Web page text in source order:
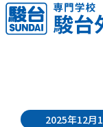
2025年12月